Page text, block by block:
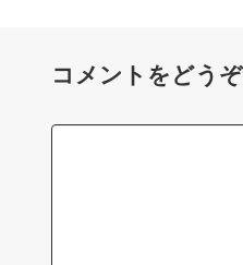
コメントをどうぞ